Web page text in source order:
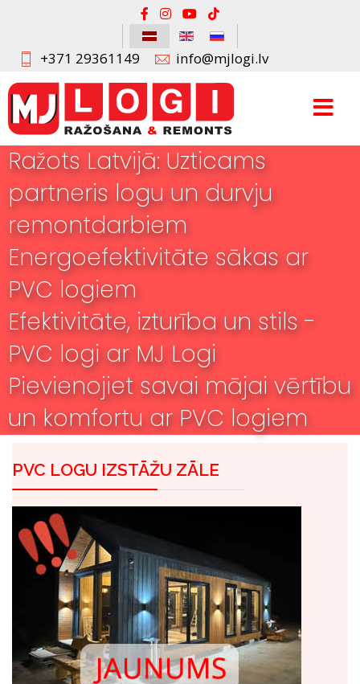
+371 29361149 info@mjlogi.lv
Ražots Latvijā: Uzticams
partneris logu un durvju
remontdarbiem
Energoefektivitāte sākas ar
PVC logiem
Efektivitāte, izturība un stils -
PVC logi ar MJ Logi
Pievienojiet savai mājai vērtību
un komfortu ar PVC logiem
PVC LOGU IZSTĀŽU ZĀLE